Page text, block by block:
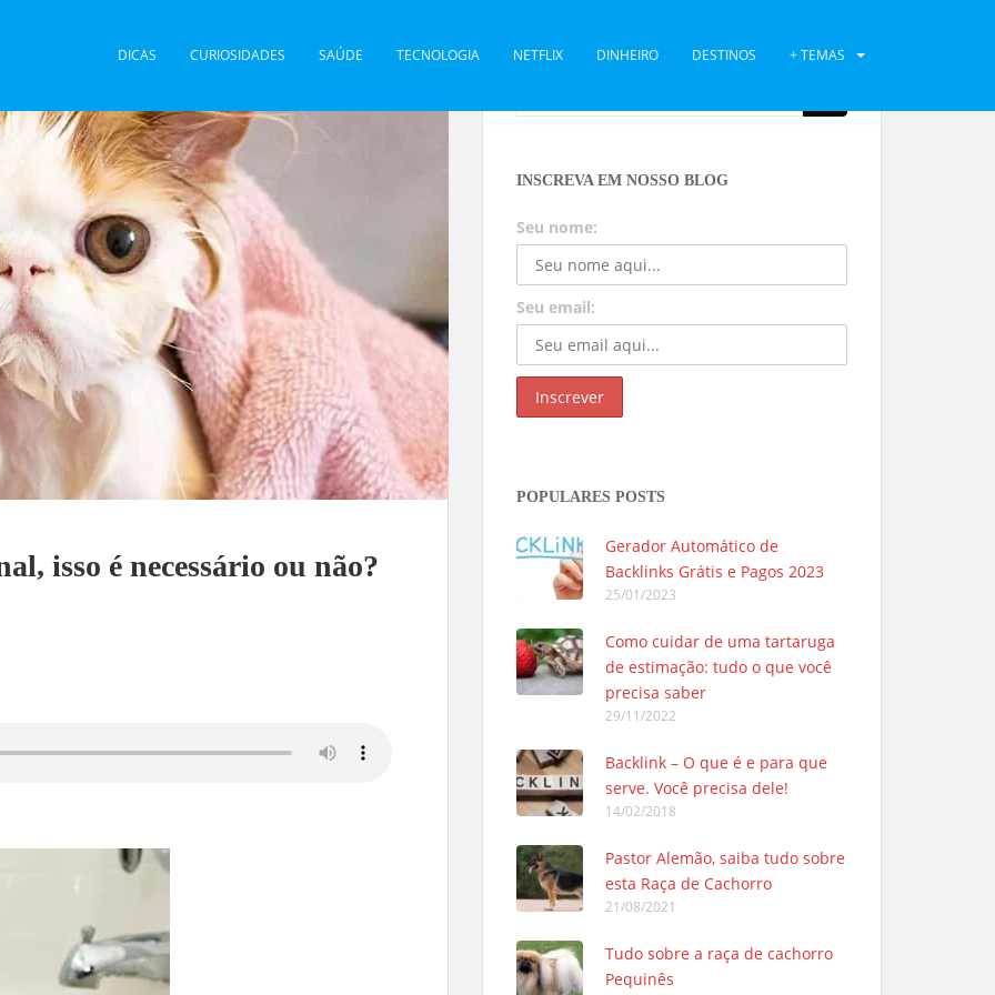
DICAS CURIOSIDADES SAÚDE TECNOLOGIA NETFLIX DINHEIRO DESTINOS + TEMAS
isso é necessário ou não?
INSCREVA EM NOSSO BLOG
Seu nome:
Seu email:
POPULARES POSTS
Gerador Automático de
Backlinks Grátis e Pagos 2023
25/01/2023
Como cuidar de uma tartaruga
de estimação: tudo o que você
precisa saber
29/11/2022
Backlink – O que é e para que
serve. Você precisa dele!
14/02/2018
Pastor Alemão, saiba tudo sobre
esta Raça de Cachorro
21/08/2021
Tudo sobre a raça de cachorro
Pequinês